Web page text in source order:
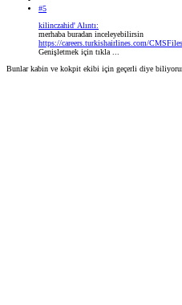
#5
kilinczahid' Alıntı:
merhaba buradan inceleyebilirsin
https://careers.turkishairlines.com/
Genişletmek için tıkla ...
Bunlar kabin ve kokpit ekibi için geçerli diye